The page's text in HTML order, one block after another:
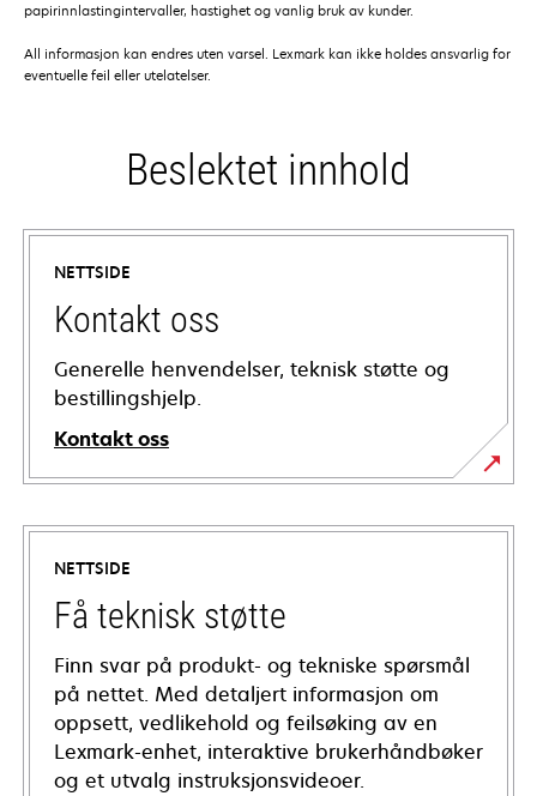
papirinnlastingintervaller, hastighet og vanlig bruk av kunder.
All informasjon kan endres uten varsel. Lexmark kan ikke holdes ansvarlig for
eventuelle feil eller utelatelser.
Beslektet innhold
NETTSIDE
Kontakt oss
Generelle henvendelser, teknisk støtte og
bestillingshjelp.
Kontakt oss
NETTSIDE
Få teknisk støtte
Finn svar på produkt- og tekniske spørsmål
på nettet. Med detaljert informasjon om
oppsett, vedlikehold og feilsøking av en
Lexmark-enhet, interaktive brukerhåndbøker
og et utvalg instruksjonsvideoer.